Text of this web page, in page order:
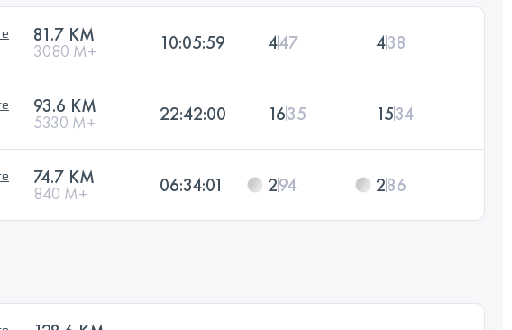
81.7 KM
3080 M+ 10:05:59 447 438
93.6 KM
5330 M+ 22:42:00 1635 1534
74.7 KM
840 M+ 06:34:01 294 286